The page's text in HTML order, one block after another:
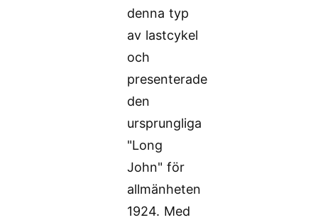
denna typ
av lastcykel
och
presenterade
den
ursprungliga
"Long
John" för
allmänheten
1924. Med